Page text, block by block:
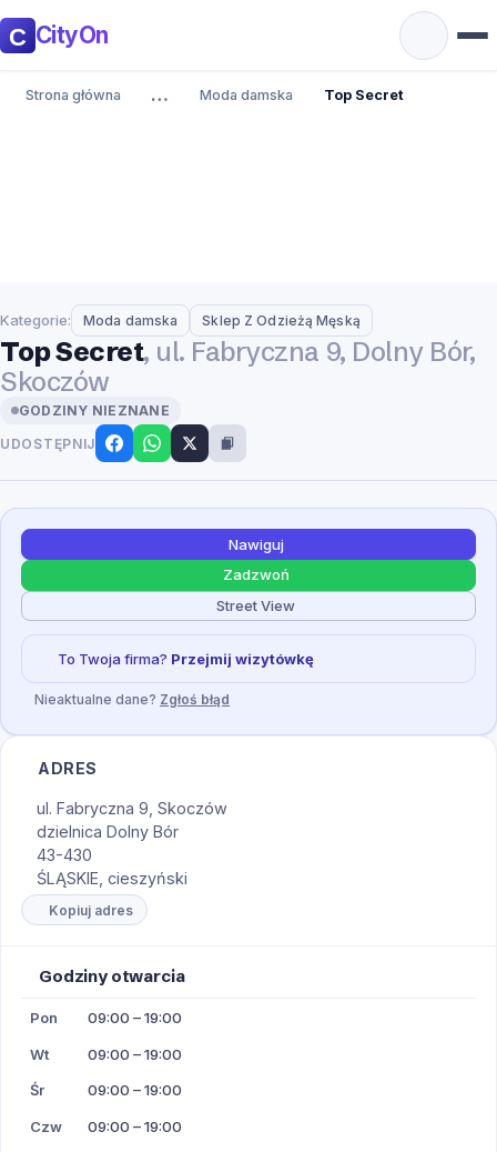
CityOn
Strona główna … Moda damska Top Secret
Kategorie: Moda damska Sklep Z Odzieżą Męską
Top Secret, ul. Fabryczna 9, Dolny Bór,
Skoczów
GODZINY NIEZNANE
UDOSTĘPNIJ
Nawiguj
Zadzwoń
Street View
To Twoja firma? Przejmij wizytówkę
Nieaktualne dane? Zgłoś błąd
ADRES
ul. Fabryczna 9, Skoczów
dzielnica Dolny Bór
43-430
ŚLĄSKIE, cieszyński
Kopiuj adres
Godziny otwarcia
Pon 09:00 – 19:00
Wt 09:00 – 19:00
Śr 09:00 – 19:00
Czw 09:00 – 19:00